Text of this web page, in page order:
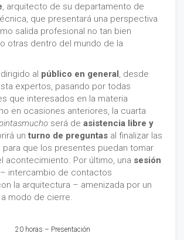
, arquitecto de su departamento de
que presentará una perspectiva
salida profesional no tan bien
otras dentro del mundo de la
al público en general, desde
expertos, pasando por todas
que interesados en la materia
en ocasiones anteriores, la cuarta
será de asistencia libre y
un turno de preguntas al finalizar las
para que los presentes puedan tomar
acontecimiento. Por último, una sesión
– intercambio de contactos
la arquitectura – amenizada por un
modo de cierre.
20 horas – Presentación